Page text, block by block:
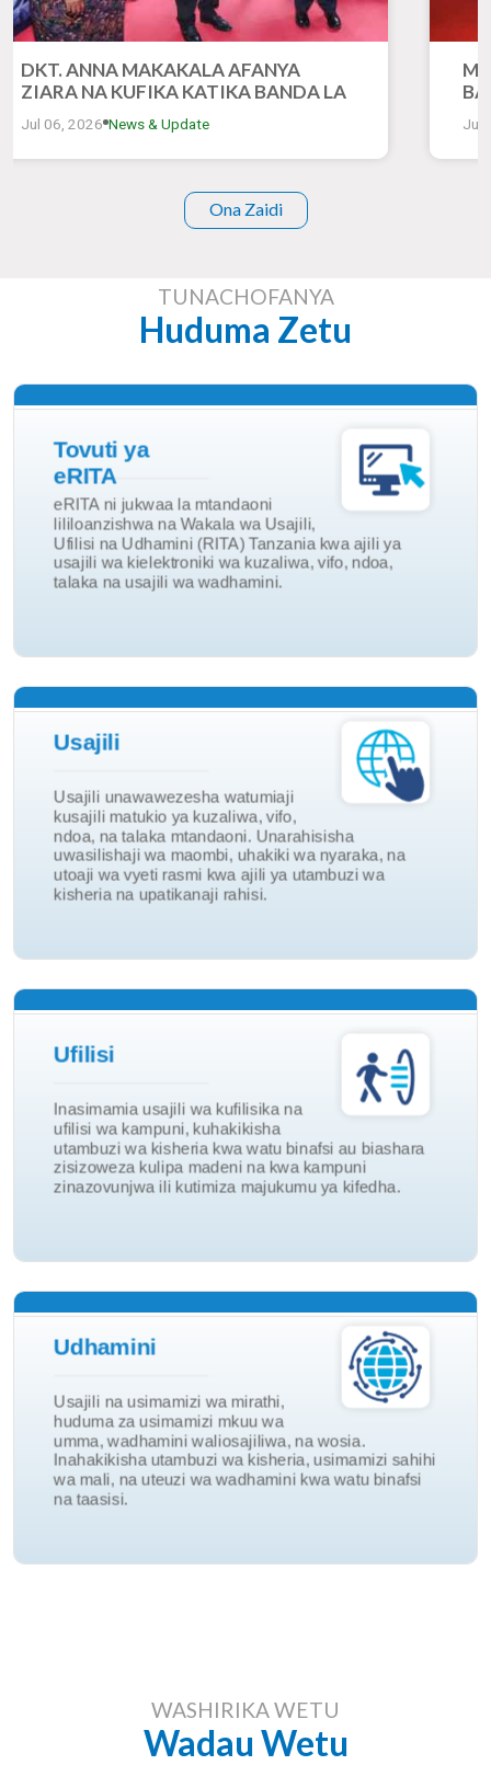
DKT. ANNA MAKAKALA AFANYA
ZIARA NA KUFIKA KATIKA BANDA LA
RITA KATIKA MONESHO YA 50 YA
KIMATAIFA YA BIASHARA DAR ES
SALAAM
Jul 06, 2026 News & Update Jul
Ona Zaidi
TUNACHOFANYA
Huduma Zetu
Tovuti ya
eRITA
eRITA ni jukwaa la mtandaoni
lililoanzishwa na Wakala wa Usajili,
Ufilisi na Udhamini (RITA) Tanzania kwa ajili ya
usajili wa kielektroniki wa kuzaliwa, vifo, ndoa,
talaka na usajili wa wadhamini.
Tovuti ya eRITA
Vizazi na Vifo
Ndoa na Talaka
Miunganisho ya Wadhamini
Soma Zaidi
Usajili
Usajili unawawezesha watumiaji
kusajili matukio ya kuzaliwa, vifo,
ndoa, na talaka mtandaoni. Unarahisisha
uwasilishaji wa maombi, uhakiki wa nyaraka, na
utoaji wa vyeti rasmi kwa ajili ya utambuzi wa
kisheria na upatikanaji rahisi.
Usajili
Vizazi
Vifo
Kuasili
Ufilisi
Inasimamia usajili wa kufilisika na
ufilisi wa kampuni, kuhakikisha
utambuzi wa kisheria kwa watu binafsi au biashara
zisizoweza kulipa madeni na kwa kampuni
zinazovunjwa ili kutimiza majukumu ya kifedha.
Ufilisi
Ufilisi watu Binafsi
Udhamini
Usajili na usimamizi wa mirathi,
huduma za usimamizi mkuu wa
umma, wadhamini waliosajiliwa, na wosia.
Inahakikisha utambuzi wa kisheria, usimamizi sahihi
wa mali, na uteuzi wa wadhamini kwa watu binafsi
na taasisi.
Udhamini
Usimamizi wa mirathi
Mdhamini wa Umma
Wosia
WASHIRIKA WETU
Wadau Wetu